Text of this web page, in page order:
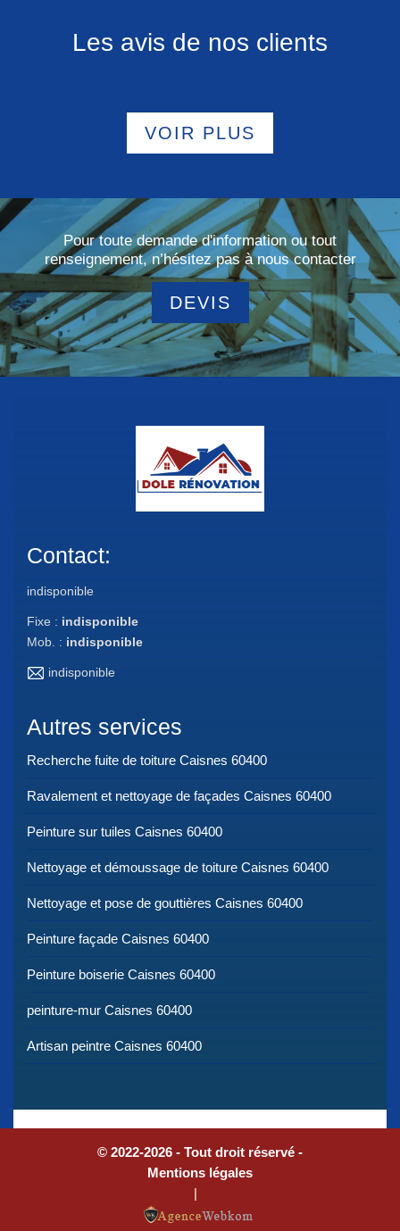
Les avis de nos clients
VOIR PLUS
Pour toute demande d'information ou tout
renseignement, n’hésitez pas à nous contacter
DEVIS
Contact:
indisponible
Fixe : indisponible
Mob. : indisponible
indisponible
Autres services
Recherche fuite de toiture Caisnes 60400
Ravalement et nettoyage de façades Caisnes 60400
Peinture sur tuiles Caisnes 60400
Nettoyage et démoussage de toiture Caisnes 60400
Nettoyage et pose de gouttières Caisnes 60400
Peinture façade Caisnes 60400
Peinture boiserie Caisnes 60400
peinture-mur Caisnes 60400
Artisan peintre Caisnes 60400
© 2022-2026 - Tout droit réservé -
Mentions légales
|